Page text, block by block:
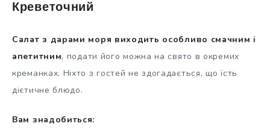
Креветочний
Салат з дарами моря виходить особливо смачним і
апетитним, подати його можна на свято в окремих
креманках. Ніхто з гостей не здогадається, що їсть
дієтичне блюдо.
Вам знадобиться: